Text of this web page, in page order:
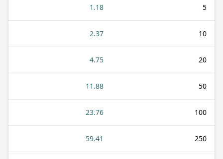
5
1.18
10
2.37
20
4.75
50
11.88
100
23.76
250
59.41